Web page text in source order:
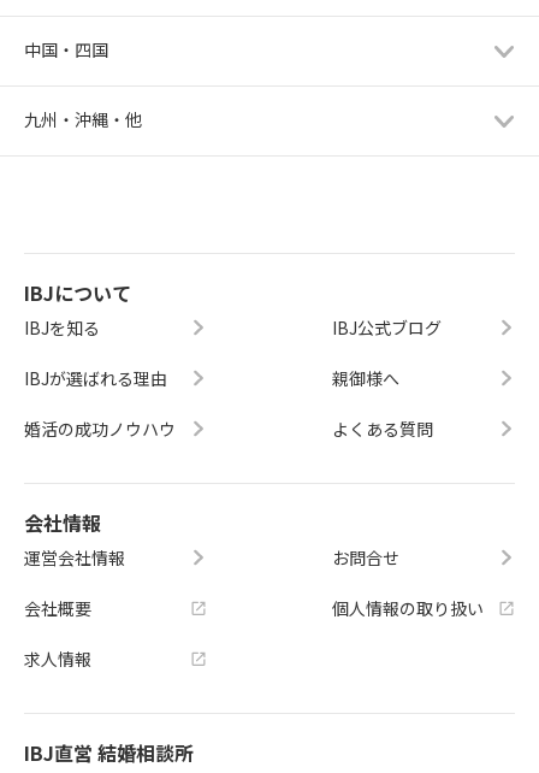
中国・四国
九州・沖縄・他
IBJについて
IBJを知る
IBJが選ばれる理由
婚活の成功ノウハウ
IBJ公式ブログ
親御様へ
よくある質問
会社情報
運営会社情報
会社概要
求人情報
お問合せ
個人情報の取り扱い
IBJ直営 結婚相談所